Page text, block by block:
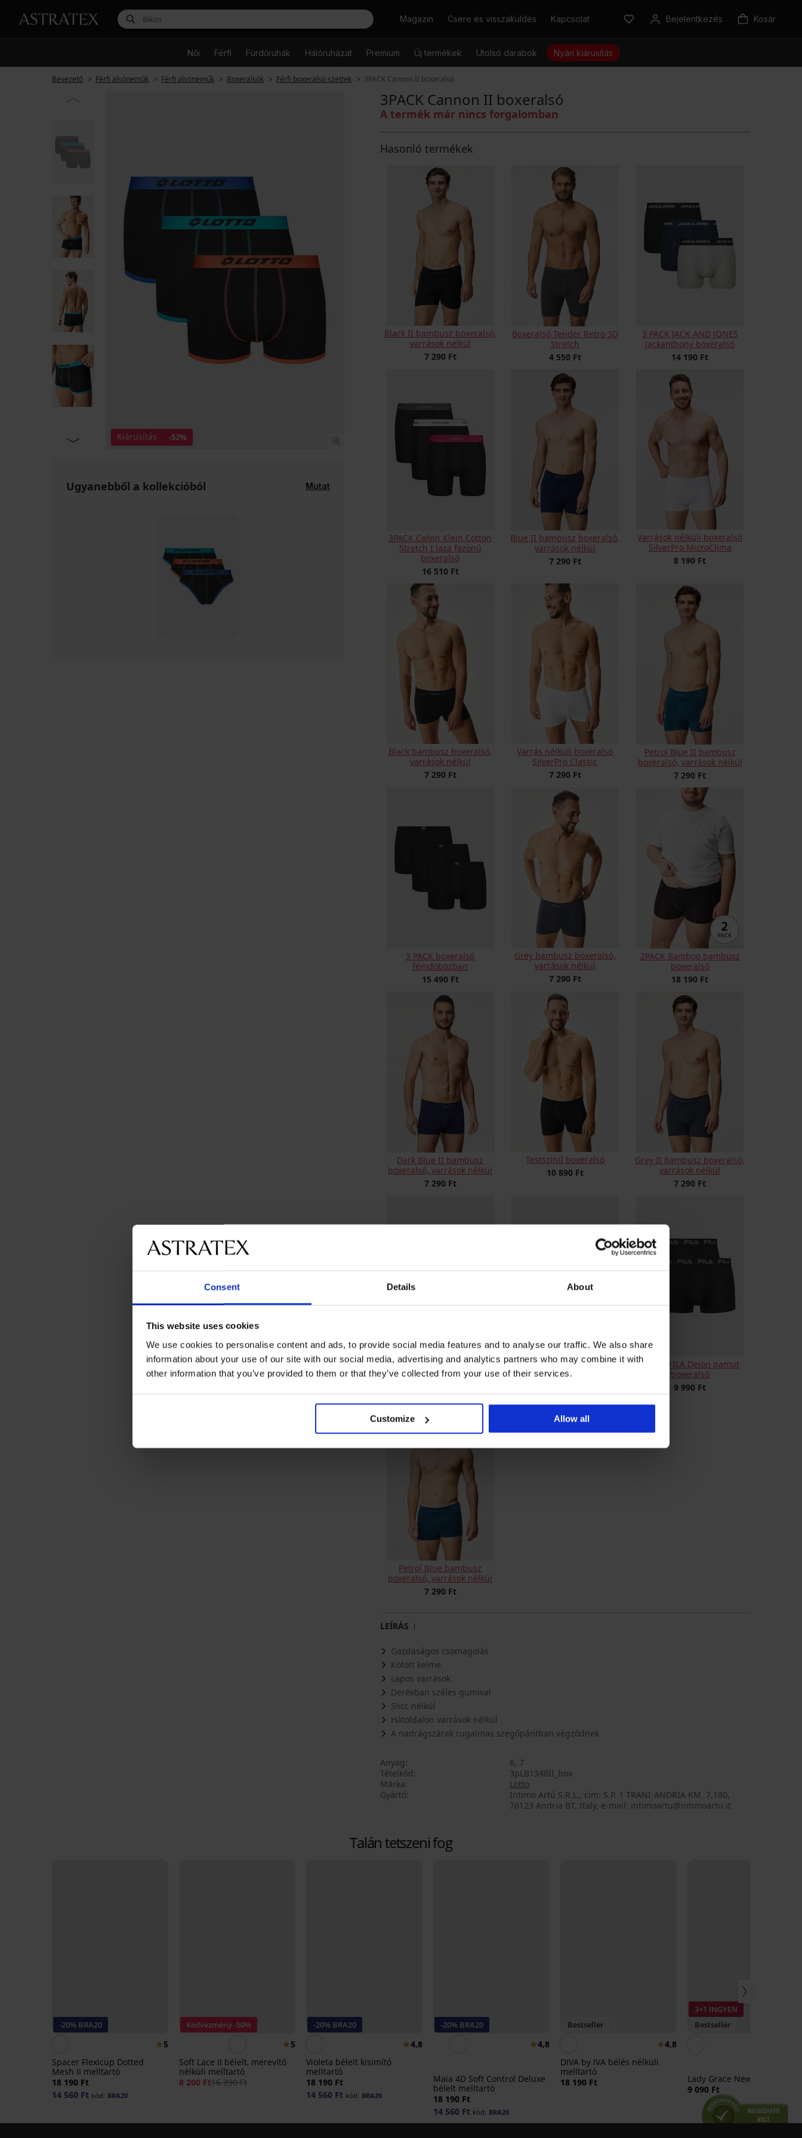
Consent Details About
This website uses cookies
We use cookies to personalise content and ads, to provide social media features and to analyse our traffic. We also share
information about your use of our site with our social media, advertising and analytics partners who may combine it with
other information that you’ve provided to them or that they’ve collected from your use of their services.
Customize Allow all
KeresésMagazin Csere és visszaküldés Kapcsolat Bejelentkezés Kosár
Női Férfi Fürdőruhák Hálóruházat Premium Új termékek Utolsó darabok Nyári kiárusítás
Bevezető Férfi alsóneműk Férfi alsóneműk Boxeralsók Férfi boxeralsó szettek 3PACK Cannon II boxeralsó
Kiárusítás -52%
Ugyanebből a kollekcióból Mutat
3PACK Cannon II boxeralsó
A termék már nincs forgalomban
Hasonló termékek
Black II bambusz boxeralsó,
varrások nélkül
7 290 Ft
Boxeralsó Tender Retro 3D
Stretch
4 550 Ft
3 PACK JACK AND JONES
Jackanthony boxeralsó
14 190 Ft
3PACK Calvin Klein Cotton
Stretch I laza fazonú
boxeralsó
16 510 Ft
Blue II bambusz boxeralsó,
varrások nélkül
7 290 Ft
Varrások nélküli boxeralsó
SilverPro MicroClima
8 190 Ft
Black bambusz boxeralsó,
varrások nélkül
7 290 Ft
Varrás nélküli boxeralsó
SilverPro Classic
7 290 Ft
Petrol Blue II bambusz
boxeralsó, varrások nélkül
7 290 Ft
3 PACK boxeralsó
fémdobozban
15 490 Ft
Grey bambusz boxeralsó,
varrások nélkül
7 290 Ft
2PACK Bamboo bambusz
boxeralsó
18 190 Ft
Dark Blue II bambusz
boxeralsó, varrások nélkül
7 290 Ft
Testszínű boxeralsó
10 890 Ft
Grey II bambusz boxeralsó,
varrások nélkül
7 290 Ft
2PACK FILA Boone pamut
boxeralsó
3PACK JACK AND JONES
Jaclichfield pamut boxeralsó
2PACK FILA Deion pamut
boxeralsó
9 990 Ft
Petrol Blue bambusz
boxeralsó, varrások nélkül
7 290 Ft
LEÍRÁS
Gazdaságos csomagolás
Kötött kelme
Lapos varrások
Derékban széles gumival
Slicc nélkül
Hátoldalon varrások nélkül
A nadrágszárak rugalmas szegőpántban végződnek
Anyag
6, 7
Tételkód
3pLB1348II_box
Márka
Lotto
Gyártó
Intimo Artú S.R.L., cím: S.P. 1 TRANI-ANDRIA KM. 7,180,
76123 Andria BT, Italy, e-mail: intimoartu@intimoartu.it
Talán tetszeni fog
-20% BRA20
5
Spacer Flexicup Dotted
Mesh II melltartó
18 190 Ft
14 560 Ft kód: BRA20
Kedvezmény -50%
5
Soft Lace II bélelt, merevítő
nélküli melltartó
8 200 Ft16 390 Ft
-20% BRA20
4,8
Violeta bélelt kisimító
melltartó
18 190 Ft
14 560 Ft kód: BRA20
-20% BRA20
4,8
Maia 4D Soft Control Deluxe
bélelt melltartó
18 190 Ft
14 560 Ft kód: BRA20
Bestseller
4,8
DIVA by IVA bélés nélküli
melltartó
18 190 Ft
3+1 INGYEN
Bestseller
Lady Grace New brazil bugyi
9 090 Ft